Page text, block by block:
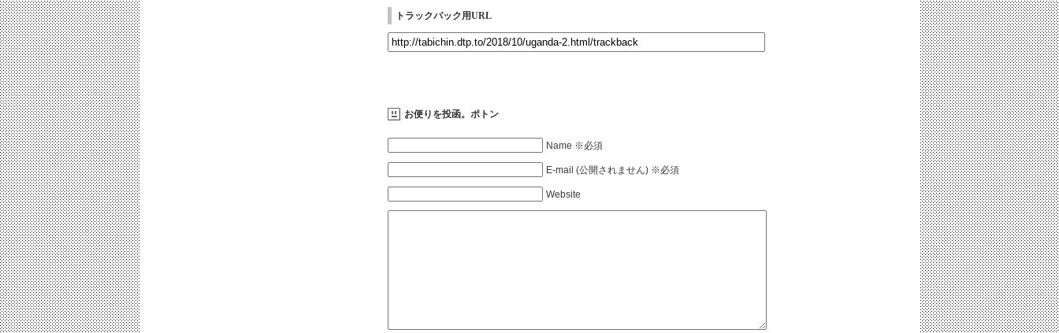
トラックバック用URL
お便りを投函。ポトン
Name ※必須
E-mail (公開されません) ※必須
Website